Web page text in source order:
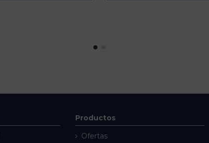
Productos
Ofertas